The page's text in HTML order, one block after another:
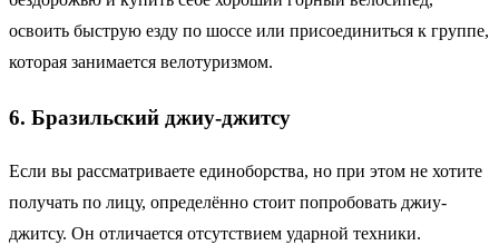
освоить быструю езду по шоссе или присоединиться к группе,
которая занимается велотуризмом.
6. Бразильский джиу-джитсу
Если вы рассматриваете единоборства, но при этом не хотите
получать по лицу, определённо стоит попробовать джиу-
джитсу. Он отличается отсутствием ударной техники.